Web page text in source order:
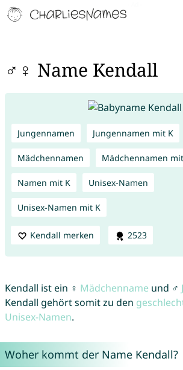
♂♀ Name Kendall
Jungennamen Jungennamen mit K
Mädchennamen Mädchennamen
Namen mit K Unisex-Namen
Unisex-Namen mit K
Kendall merken 2523
Kendall ist ein ♀ Mädchenname und ♂
Kendall gehört somit zu den
Unisex-Namen.
Woher kommt der Name Kendall?